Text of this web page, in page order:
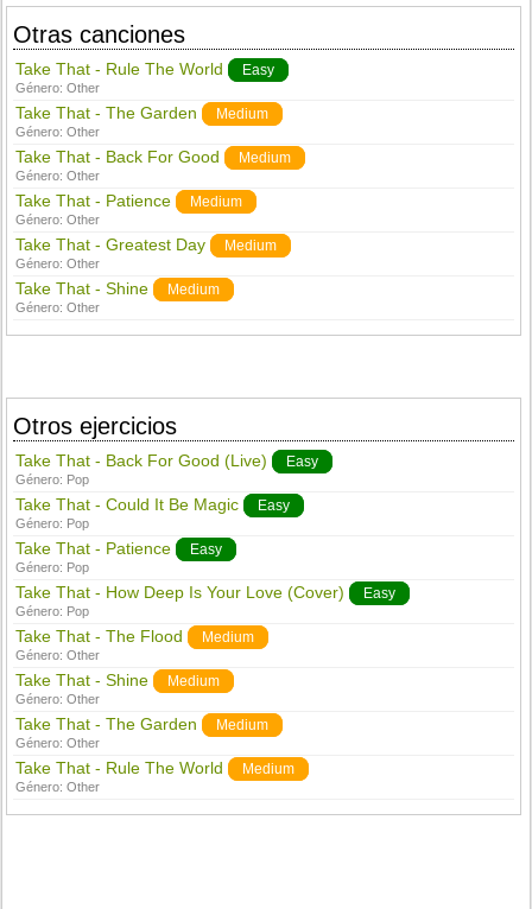
Otras canciones
Take That - Rule The World Easy
Género:Other
Take That - The Garden Medium
Género:Other
Take That - Back For Good Medium
Género:Other
Take That - Patience Medium
Género:Other
Take That - Greatest Day Medium
Género:Other
Take That - Shine Medium
Género:Other
Otros ejercicios
Take That - Back For Good (Live) Easy
Género: Pop
Take That - Could It Be Magic Easy
Género: Pop
Take That - Patience Easy
Género: Pop
Take That - How Deep Is Your Love (Cover) Easy
Género: Pop
Take That - The Flood Medium
Género:Other
Take That - Shine Medium
Género:Other
Take That - The Garden Medium
Género:Other
Take That - Rule The World Medium
Género:Other